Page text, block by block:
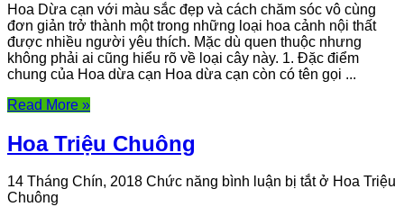
Hoa Dừa cạn với màu sắc đẹp và cách chăm sóc vô cùng
đơn giản trở thành một trong những loại hoa cảnh nội thất
được nhiều người yêu thích. Mặc dù quen thuộc nhưng
không phải ai cũng hiểu rõ về loại cây này. 1. Đặc điểm
chung của Hoa dừa cạn Hoa dừa cạn còn có tên gọi ...
Read More »
Hoa Triệu Chuông
14 Tháng Chín, 2018 Chức năng bình luận bị tắtở Hoa Triệu
Chuông